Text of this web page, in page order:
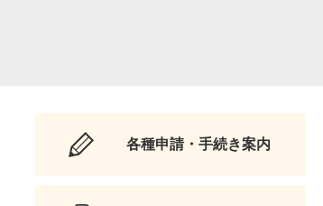
各種申請・手続き案内